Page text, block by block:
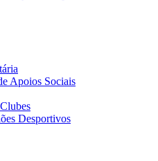
Apoios Sociais
Desportivos